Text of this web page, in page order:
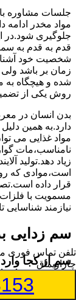
جلسات مشاوره
مواد مخدر ادامه
جلوگیری شود.در
قدم به قدم به
شخصیت خود
زمان بر باشد
شده و هیچگاه به
روش یکی از
بدن انسان در
دارد.به همین
مواد غذایی می
نامناسب،مات
زیاد دهد.تولید
است،موادی که
قرار داده
مسمویت با
نیازمند شناسایی
سم زدایی
سم از کجا
هایی می توان
تلفن تماس فوری
چاراویماق